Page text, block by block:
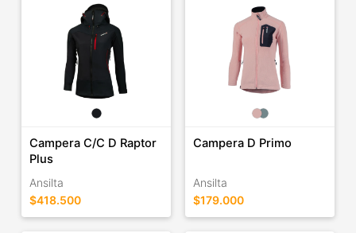
Campera C/C D Raptor
Plus
Ansilta
$418.500
Campera D Primo
Ansilta
$179.000